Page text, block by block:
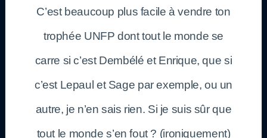
C’est beaucoup plus facile à vendre ton
trophée UNFP dont tout le monde se
carre si c’est Dembélé et Enrique, que si
c’est Lepaul et Sage par exemple, ou un
autre, je n’en sais rien. Si je suis sûr que
tout le monde s’en fout ? (ironiquement)